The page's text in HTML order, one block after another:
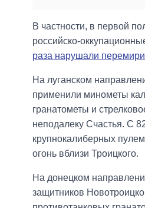
В частности, в первой
российско-
раза нарушали
На луганском
применили минометы
гранатометы и
неподалеку Счастья. С
крупнокалиберных
огонь вблизи Троицкого.
На донецком
защитников